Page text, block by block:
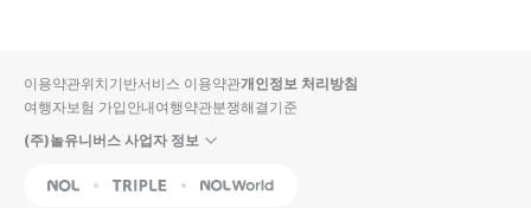
입니
다.
순
상
이용약관위치기반서비스 이용약관개인정보 처리방침
여행자보험 가입안내여행약관분쟁해결기준
(주)놀유니버스 사업자 정보
NOL Triple Interpark Global